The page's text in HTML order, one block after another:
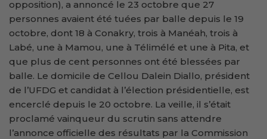
opposition), a annoncé le 23 octobre que 27
personnes avaient été tuées par balle depuis le 19
octobre, dont 18 à Conakry, trois à Manéah, trois à
Labé, une à Mamou, une à Télimélé et une à Pita, et
que plus de cent personnes ont été blessées par
balle. Le domicile de Cellou Dalein Diallo, président
de l’UFDG et candidat à l’élection présidentielle, est
encerclé depuis le 20 octobre. La veille, il s’était
proclamé vainqueur du scrutin sans attendre
l’annonce officielle des résultats par la Commission